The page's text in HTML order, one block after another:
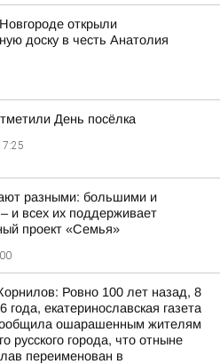
открыли
доску в честь Анатолия
День посёлка
разными: большими и
и всех их поддерживает
проект «Семья»
Ровно 100 лет назад, 8
года, екатеринославская газета
ошарашенным жителям
русского города, что отныне
переименован в